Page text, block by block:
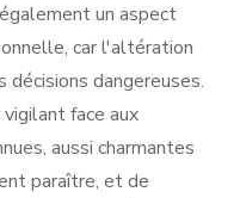
un aspect
car l'altération
décisions dangereuses.
face aux
aussi charmantes
paraître, et de